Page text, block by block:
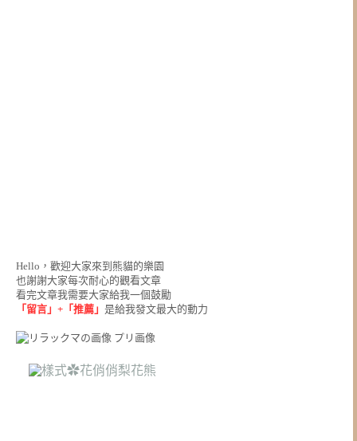
Hello，歡迎大家來到熊貓的樂園
也謝謝大家每次耐心的觀看文章
看完文章我需要大家給我一個鼓勵
「留言」+「推薦」 是給我發文最大的動力